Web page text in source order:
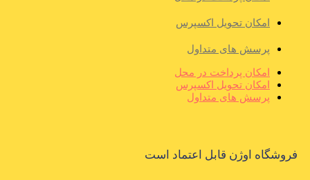
امکان تحویل اکسپرس
پرسش های متداول
امکان پرداخت در محل
امکان تحویل اکسپرس
پرسش های متداول
فروشگاه اوژن قابل اعتماد است